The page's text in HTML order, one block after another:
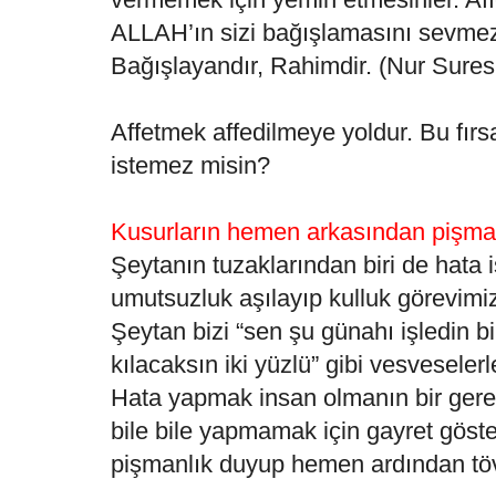
ALLAH’ın sizi bağışlamasını
Bağışlayandır, Rahimdir. (Nur
Affetmek affedilmeye yoldur. Bu
istemez misin?
Kusurların hemen arkasından
Şeytanın tuzaklarından biri de
umutsuzluk aşılayıp kulluk
Şeytan bizi “sen şu günahı işledin
kılacaksın iki yüzlü” gibi
Hata yapmak insan olmanın bir
bile bile yapmamak için gayret
pişmanlık duyup hemen ardından